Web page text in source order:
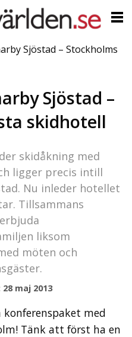
Sjöstad – Stockholms
Sjöstad –
skidhotell
skidåkning med
ligger precis intill
Nu inleder hotellet
Tillsammans
liksom
möten och
maj 2013
med
Tänk att först ha en